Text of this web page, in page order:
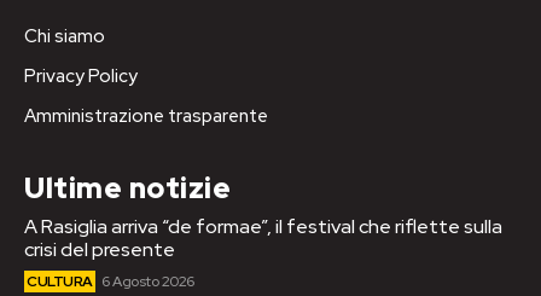
Chi siamo
Privacy Policy
Amministrazione trasparente
Ultime notizie
A Rasiglia arriva “de formae”, il festival che riflette sulla
crisi del presente
CULTURA 6 Agosto 2026